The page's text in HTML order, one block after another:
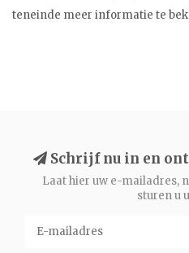
teneinde meer informatie te
Schrijf nu in en
Laat hier uw e-mailadres,
sturen u